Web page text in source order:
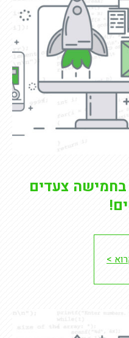
בחמישה צעדים
>